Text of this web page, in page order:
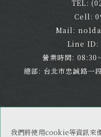
我們將使用cookie等資訊來
TEL:
Cell:
Mail:
Line ID:
營業時間:
總部: 台北市忠誠路一
Copyright © 全謹代書